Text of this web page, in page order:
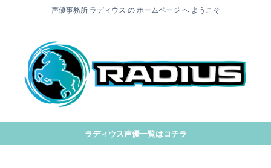
声優事務所 ラディウス の ホームページ へ ようこそ
ラディウス声優一覧はコチラ